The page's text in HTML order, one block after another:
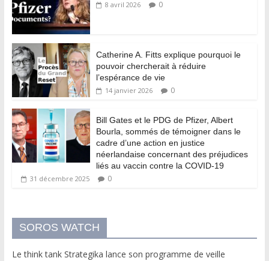
8 avril 2026 0
Catherine A. Fitts explique pourquoi le
pouvoir chercherait à réduire
l’espérance de vie
14 janvier 2026 0
Bill Gates et le PDG de Pfizer, Albert
Bourla, sommés de témoigner dans le
cadre d’une action en justice
néerlandaise concernant des préjudices
liés au vaccin contre la COVID-19
31 décembre 2025 0
SOROS WATCH
Le think tank Strategika lance son programme de veille